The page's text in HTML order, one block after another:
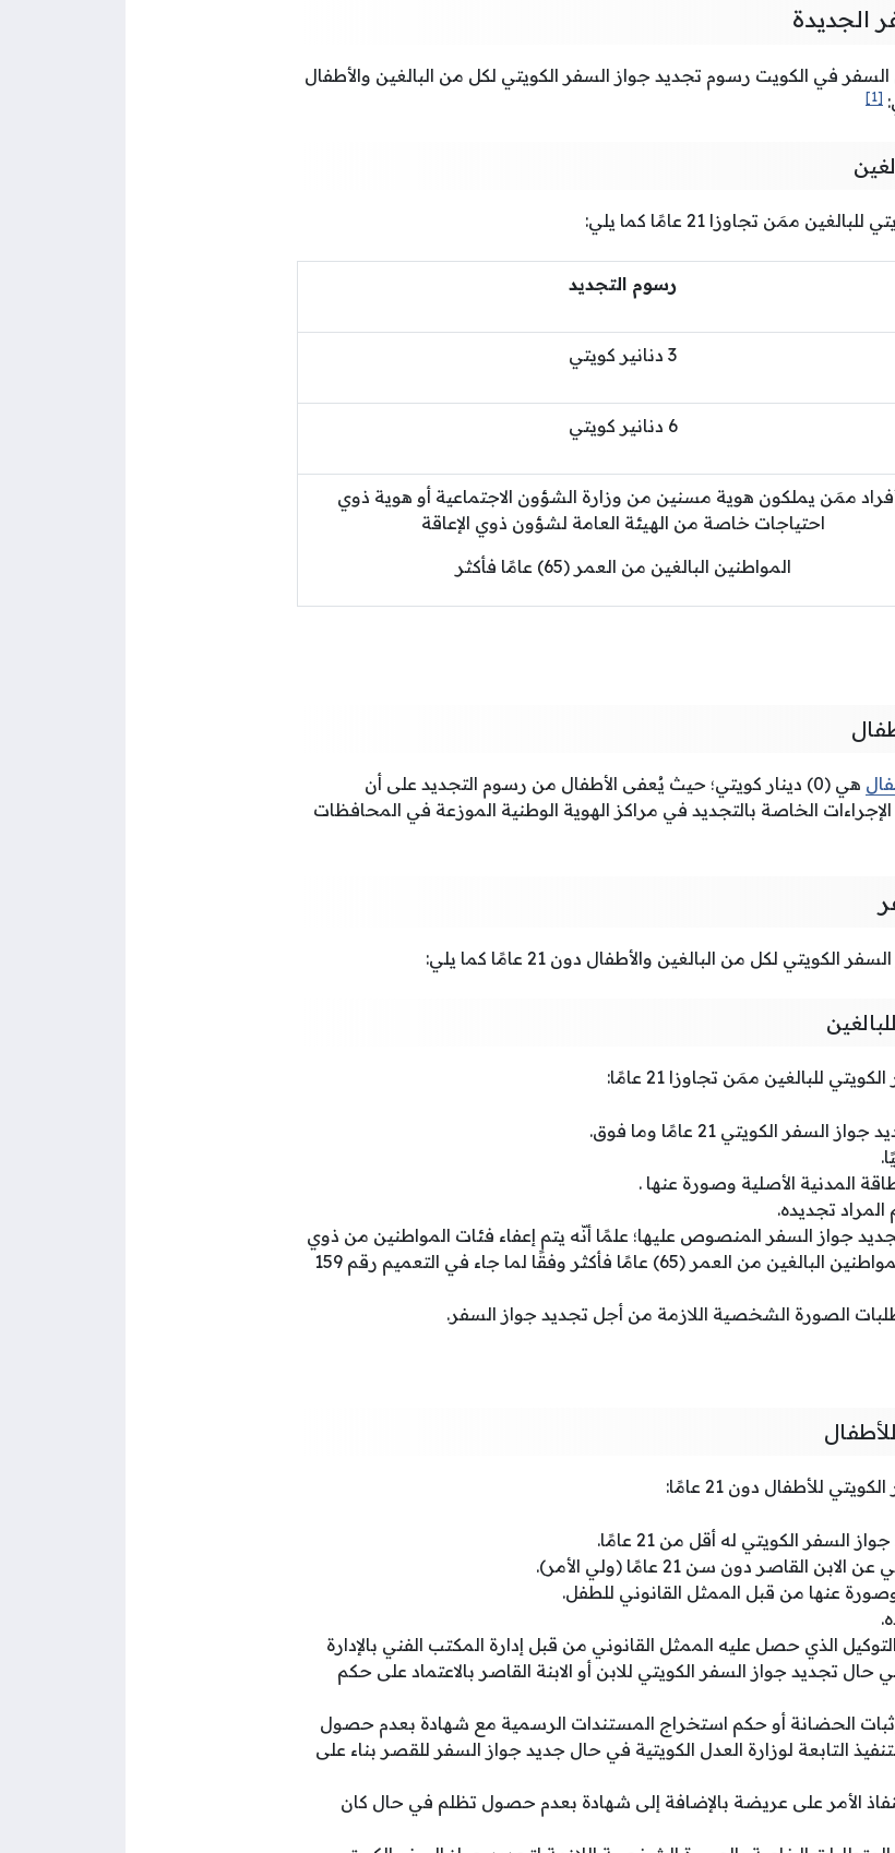
الجديدة
السفر في الكويت رسوم تجديد جواز السفر الكويتي لكل من البالغين والأطفال
[1]
ممَن تجاوزا 21 عامًا كما يلي:
رسوم التجديد
3 دنانير كويتي
6 دنانير كويتي
ممَن يملكون هوية مسنين من وزارة الشؤون الاجتماعية أو هوية ذوي
احتياجات خاصة من الهيئة العامة لشؤون ذوي الإعاقة
المواطنين البالغين من العمر (65) عامًا فأكثر
هي (0) دينار كويتي؛ حيث يُعفى الأطفال من رسوم التجديد على أن
الخاصة بالتجديد في مراكز الهوية الوطنية الموزعة في المحافظات
لكل من البالغين والأطفال دون 21 عامًا كما يلي:
للبالغين ممَن تجاوزا 21 عامًا:
الكويتي 21 عامًا وما فوق.
المدنية الأصلية وصورة عنها .
تجديده.
جواز السفر المنصوص عليها؛ علمًا أنّه يتم إعفاء فئات المواطنين من ذوي
الاحتياجات الخاصة، إلى جانب المواطنين البالغين من العمر (65) عامًا فأكثر وفقًا لما جاء في التعميم رقم 159
الصورة الشخصية اللازمة من أجل تجديد جواز السفر.
للأطفال دون 21 عامًا:
السفر الكويتي له أقل من 21 عامًا.
دون سن 21 عامًا (ولي الأمر).
عنها من قبل الممثل القانوني للطفل.
الذي حصل عليه الممثل القانوني من قبل إدارة المكتب الفني بالإدارة
تجديد جواز السفر الكويتي للابن أو الابنة القاصر بالاعتماد على حكم
الحضانة أو حكم استخراج المستندات الرسمية مع شهادة بعدم حصول
التابعة لوزارة العدل الكويتية في حال جديد جواز السفر للقصر بناء على
الأمر على عريضة بالإضافة إلى شهادة بعدم حصول تظلم في حال كان